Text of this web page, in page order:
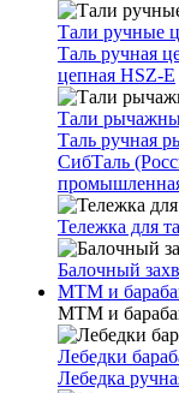
Тали ручные
Таль ручная
цепная HSZ-E
Тали
Таль ручная
СибТаль
Тележка для
Балочный
МТМ и
МТМ и
Лебедки
Лебедка